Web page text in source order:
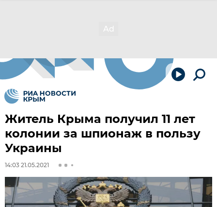
Житель Крыма получил 11 лет
колонии за шпионаж в пользу
Украины
14:03 21.05.2021